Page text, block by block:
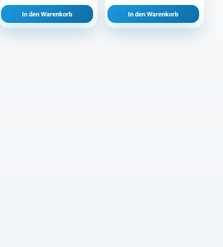
In den Warenkorb In den Warenkorb